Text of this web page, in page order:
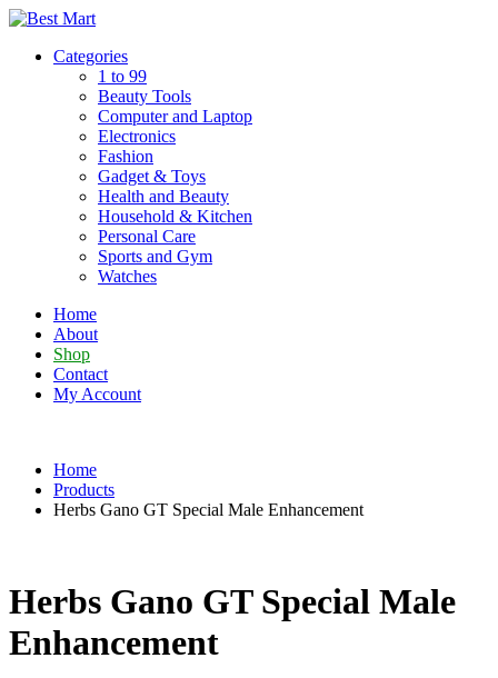
Skip
contentCategories
1 to 99
Beauty Tools
Computer and Laptop
Electronics
Fashion
Gadget & Toys
Health and Beauty
Household & Kitchen
Personal Care
Sports and Gym
Watches
Home
About
Shop
Contact
My Account
Home
Products
Herbs Gano GT Special Male Enhancement
Herbs Gano GT Special Male
Enhancement